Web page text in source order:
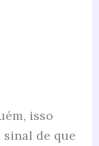
isso
de que